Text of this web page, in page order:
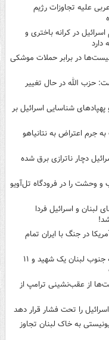
کشور عربی علیه تجاوزات رژیم
در کرانه باختری و
دارد
در برابر حملات موشکی
حزب الله در حال تغییر
پهپادهای شناسایی اسرائیل بر
جرم اعتراض به نتانیاهو
دچار ناترازی برق شده
و وحشت را در فرودگاه تل‌آویو
لبنان و اسرائیل فردا
در جنگ با ایران تمام
حمله پهپادی به جنوب لبنان یک شهید و ۱۱
از عقب‌نشینی ترامپ از
را تحت فشار قرار دهد
به خاک لبنان تجاوز